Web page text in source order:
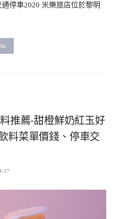
停車2020 米樂旅店位於黎明
推薦-甜橙鮮奶紅玉好
料菜單價錢、停車交
27